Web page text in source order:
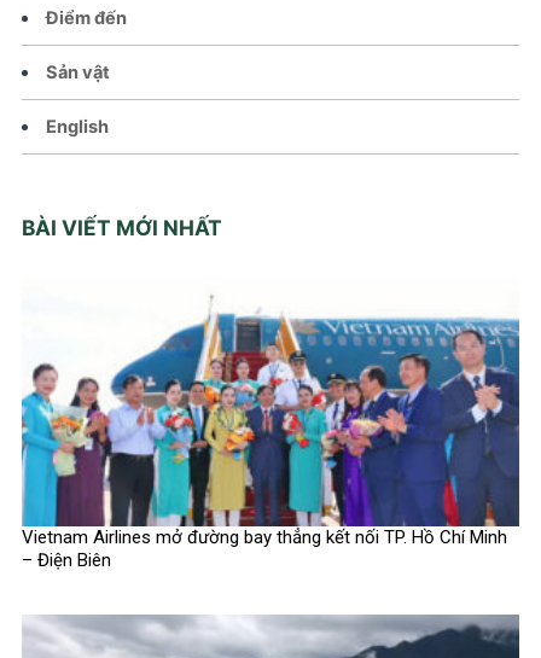
Điểm đến
Sản vật
English
BÀI VIẾT MỚI NHẤT
Vietnam Airlines mở đường bay thẳng kết nối TP. Hồ Chí Minh
– Điện Biên